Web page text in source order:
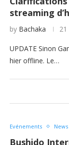
streaming
by Bachaka
UPDATE Sinon
hier offline. Le…
Evénements News
Bushido